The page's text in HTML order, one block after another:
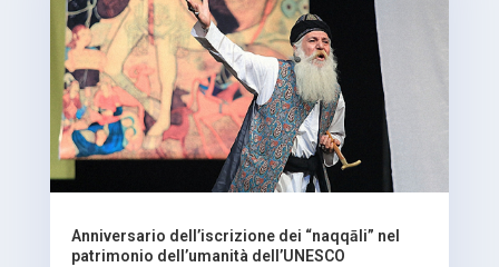
Anniversario dell’iscrizione dei “naqqāli” nel
patrimonio dell’umanità dell’UNESCO